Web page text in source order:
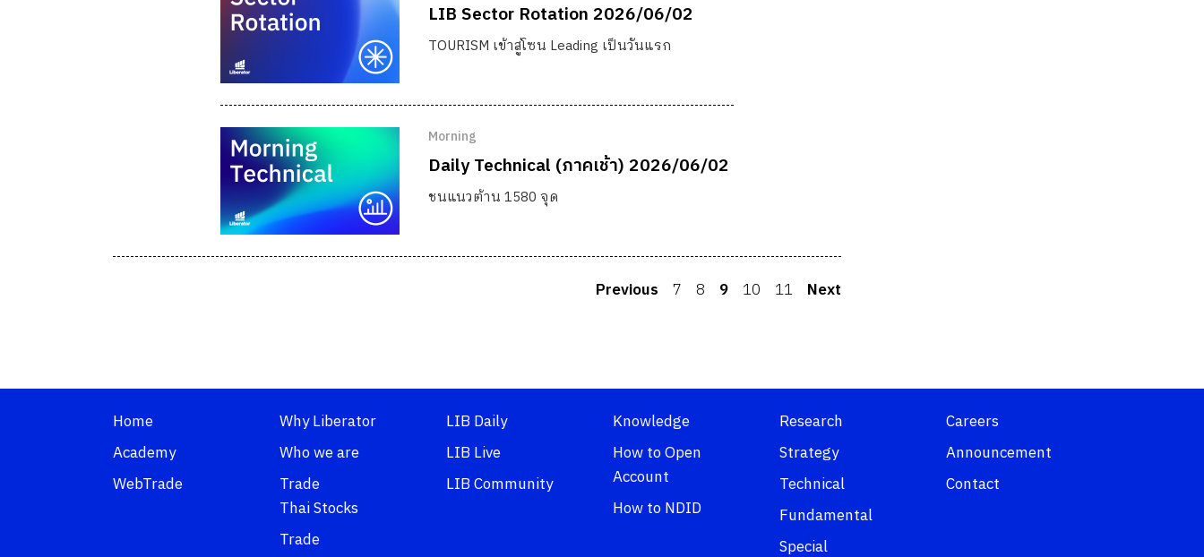
LIB Sector Rotation 2026/06/02
TOURISM เข้าสู่โซน Leading เป็นวันแรก
Morning
Daily Technical (ภาคเช้า) 2026/06/02
ชนแนวต้าน 1580 จุด
Previous 7 8 9 10 11 Next
Home
Academy
WebTrade
Why Liberator
Who we are
Trade
Thai Stocks
Trade
LIB Daily
LIB Live
LIB Community
Knowledge
How to Open
Account
How to NDID
Research
Strategy
Technical
Fundamental
Special
Careers
Announcement
Contact